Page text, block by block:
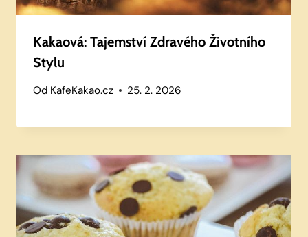
Kakaová: Tajemství Zdravého Životního
Stylu
Od KafeKakao.cz 25. 2. 2026